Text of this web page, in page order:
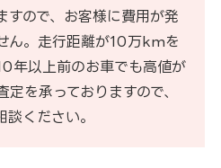
すので、お客様に費用が発
ん。走行距離が10万kmを
年以上前のお車でも高値が
を承っておりますので、
ください。